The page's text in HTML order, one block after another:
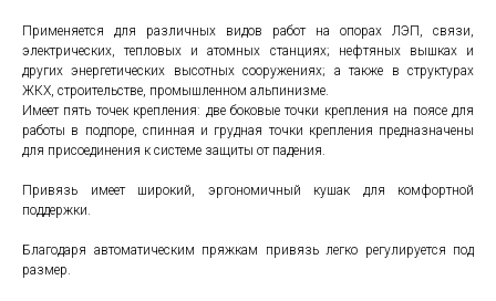
Применяется для различных видов работ на опорах ЛЭП, связи,
электрических, тепловых и атомных станциях; нефтяных вышках и
других энергетических высотных сооружениях; а также в структурах
ЖКХ, строительстве, промышленном альпинизме.
Имеет пять точек крепления: две боковые точки крепления на поясе для
работы в подпоре, спинная и грудная точки крепления предназначены
для присоединения к системе защиты от падения.
Привязь имеет широкий, эргономичный кушак для комфортной
поддержки.
Благодаря автоматическим пряжкам привязь легко регулируется под
размер.